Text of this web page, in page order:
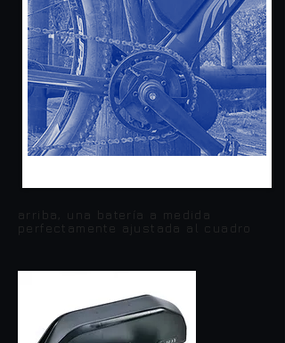
arriba, una batería a medida
perfectamente ajustada al cuadro